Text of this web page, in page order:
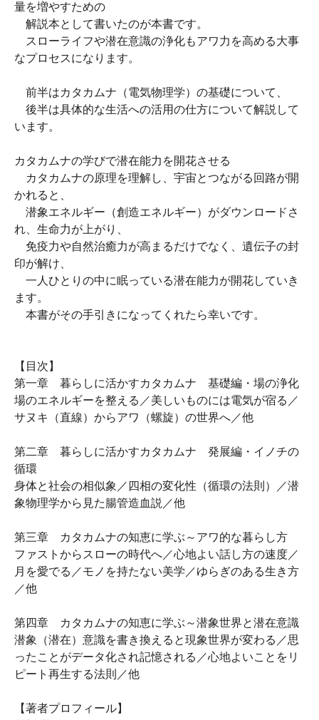
量を増やすための
解説本として書いたのが本書です。
スローライフや潜在意識の浄化もアワ力を高める大事
なプロセスになります。
前半はカタカムナ（電気物理学）の基礎について、
後半は具体的な生活への活用の仕方について解説して
います。
カタカムナの学びで潜在能力を開花させる
カタカムナの原理を理解し、宇宙とつながる回路が開
かれると、
潜象エネルギー（創造エネルギー）がダウンロードさ
れ、生命力が上がり、
免疫力や自然治癒力が高まるだけでなく、遺伝子の封
印が解け、
一人ひとりの中に眠っている潜在能力が開花していき
ます。
本書がその手引きになってくれたら幸いです。
【目次】
第一章 暮らしに活かすカタカムナ 基礎編・場の浄化
場のエネルギーを整える／美しいものには電気が宿る／
サヌキ（直線）からアワ（螺旋）の世界へ／他
第二章 暮らしに活かすカタカムナ 発展編・イノチの
循環
身体と社会の相似象／四相の変化性（循環の法則）／潜
象物理学から見た腸管造血説／他
第三章 カタカムナの知恵に学ぶ～アワ的な暮らし方
ファストからスローの時代へ／心地よい話し方の速度／
月を愛でる／モノを持たない美学／ゆらぎのある生き方
／他
第四章 カタカムナの知恵に学ぶ～潜象世界と潜在意識
潜象（潜在）意識を書き換えると現象世界が変わる／思
ったことがデータ化され記憶される／心地よいことをリ
ピート再生する法則／他
【著者プロフィール】